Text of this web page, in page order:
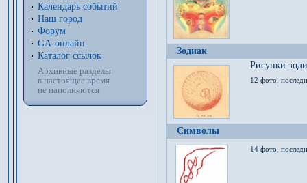
Календарь событий
Наш город
Форум
GA-онлайн
Каталог ссылок
Архивные разделы
в настоящее время
не наполняются
Зодиак
Рисунки
12 фото,
Символы
14 фото,